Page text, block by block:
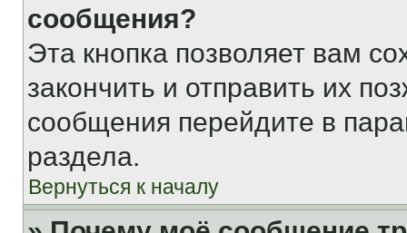
сообщения?
Эта кнопка позволяет вам
закончить и отправить их
сообщения перейдите в
раздела.
Вернуться к началу